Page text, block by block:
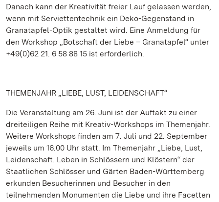
Danach kann der Kreativität freier Lauf gelassen werden,
wenn mit Serviettentechnik ein Deko-Gegenstand in
Granatapfel-Optik gestaltet wird. Eine Anmeldung für
den Workshop „Botschaft der Liebe – Granatapfel“ unter
+49(0)62 21. 6 58 88 15 ist erforderlich.
THEMENJAHR „LIEBE, LUST, LEIDENSCHAFT“
Die Veranstaltung am 26. Juni ist der Auftakt zu einer
dreiteiligen Reihe mit Kreativ-Workshops im Themenjahr.
Weitere Workshops finden am 7. Juli und 22. September
jeweils um 16.00 Uhr statt. Im Themenjahr „Liebe, Lust,
Leidenschaft. Leben in Schlössern und Klöstern“ der
Staatlichen Schlösser und Gärten Baden-Württemberg
erkunden Besucherinnen und Besucher in den
teilnehmenden Monumenten die Liebe und ihre Facetten